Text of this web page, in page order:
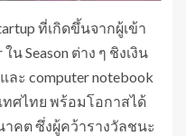
ที่เกิดขึ้นจากผู้เข้า
น Season ต่าง ๆ ชิงเงิน
ละ computer notebook
ศไทย พร้อมโอกาสได้
คต ซึ่งผู้คว้ารางวัลชนะ